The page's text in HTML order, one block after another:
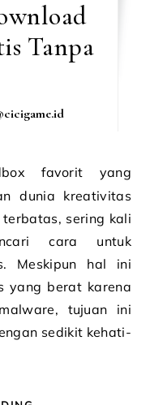
Tanpa
dunia kreativitas
sering kali
cara untuk
Meskipun hal ini
yang berat karena
tujuan ini
sedikit kehati-